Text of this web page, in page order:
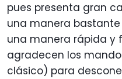
pues presenta gran
una manera
una manera rápida y
agradecen los
clásico) para